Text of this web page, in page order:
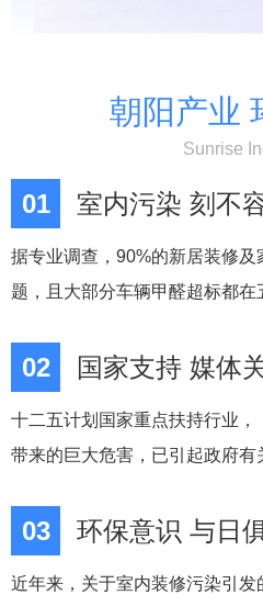
朝阳产业
Sunrise
01 室内污染 刻不
据专业调查，90%的新居装修
题，且大部分车辆甲醛超标都在
02 国家支持 媒体
十二五计划国家重点扶持行业
带来的巨大危害，已引起政府
03 环保意识 与日
近年来，关于室内装修污染引